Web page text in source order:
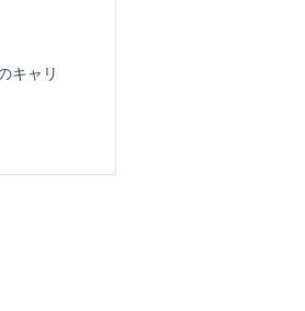
キャリ